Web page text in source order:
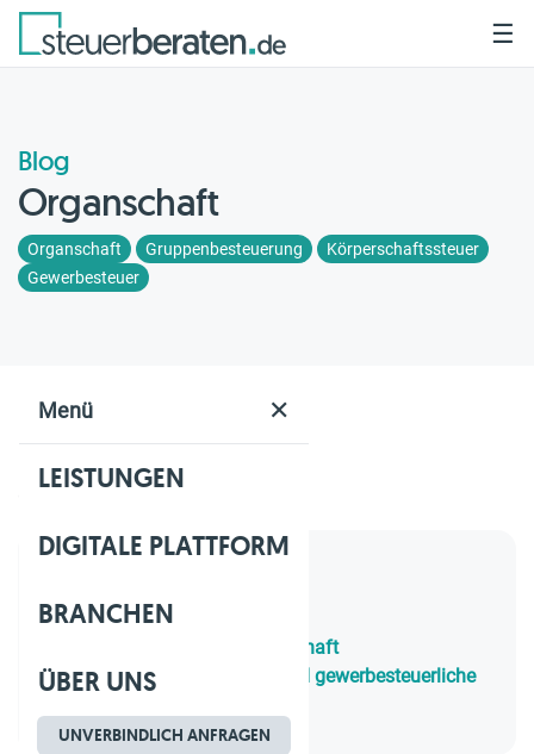
Menü ✕
LEISTUNGEN
DIGITALE PLATTFORM
BRANCHEN
ÜBER UNS
UNVERBINDLICH ANFRAGEN
☰
Blog
Organschaft
Organschaft Gruppenbesteuerung
Körperschaftssteuer
Gewerbesteuer
Home Organschaft
1. Die Organschaft
Umsatzsteuerliche Organschaft
3. Körperschaftsteuerliche und gewerbesteuerliche